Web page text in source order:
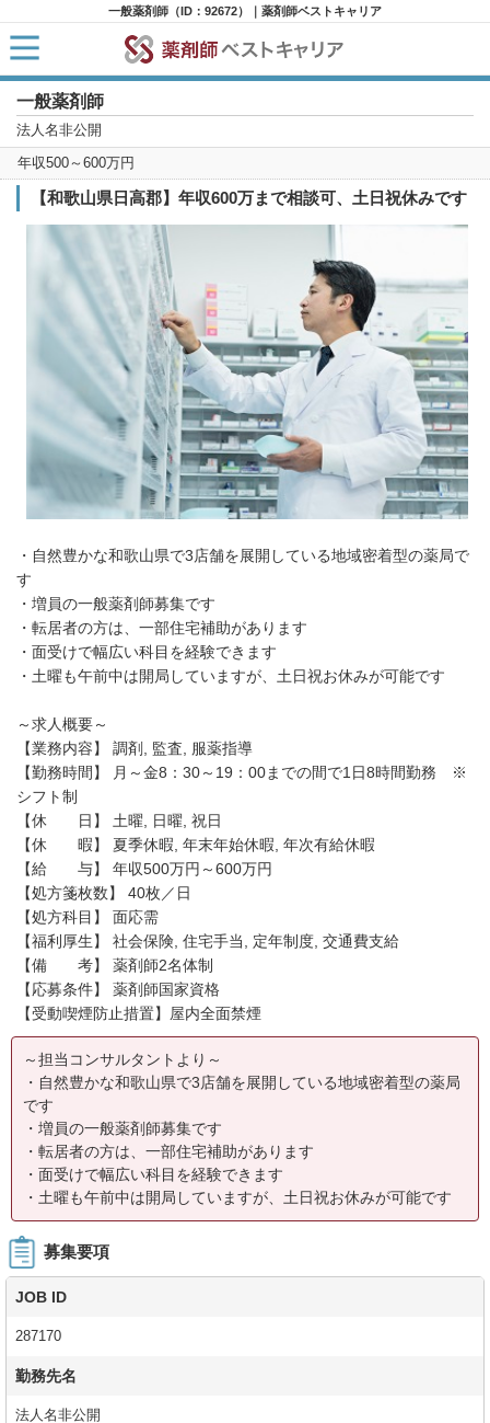
一般薬剤師（ID：92672）｜薬剤師ベストキャリア
一般薬剤師
法人名非公開
年収500～600万円
【和歌山県日高郡】年収600万まで相談可、土日祝休みです
・自然豊かな和歌山県で3店舗を展開している地域密着型の薬局で
す
・増員の一般薬剤師募集です
・転居者の方は、一部住宅補助があります
・面受けで幅広い科目を経験できます
・土曜も午前中は開局していますが、土日祝お休みが可能です
～求人概要～
【業務内容】 調剤, 監査, 服薬指導
【勤務時間】 月～金8：30～19：00までの間で1日8時間勤務 ※
シフト制
【休 日】 土曜, 日曜, 祝日
【休 暇】 夏季休暇, 年末年始休暇, 年次有給休暇
【給 与】 年収500万円～600万円
【処方箋枚数】 40枚／日
【処方科目】 面応需
【福利厚生】 社会保険, 住宅手当, 定年制度, 交通費支給
【備 考】 薬剤師2名体制
【応募条件】 薬剤師国家資格
【受動喫煙防止措置】屋内全面禁煙
～担当コンサルタントより～
・自然豊かな和歌山県で3店舗を展開している地域密着型の薬局
です
・増員の一般薬剤師募集です
・転居者の方は、一部住宅補助があります
・面受けで幅広い科目を経験できます
・土曜も午前中は開局していますが、土日祝お休みが可能です
募集要項
JOB ID
287170
勤務先名
法人名非公開
HOME
求人検索
新着求人
求人ランキング
キャリアアドバイザー紹介
コラム
転職支援サービスに申し込む